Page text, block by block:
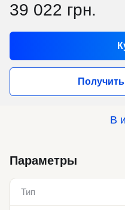
39 022 грн.
В
Параметры
Тип